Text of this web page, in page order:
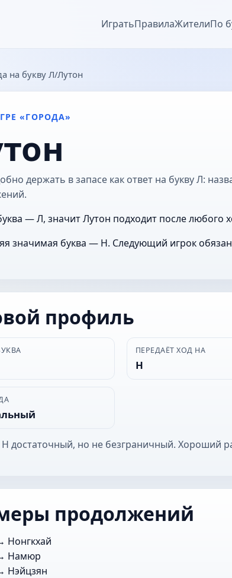
ИгратьПравилаЖителиПо
на букву Л Лутон
«ГОРОДА»
держать в запасе как ответ на букву Л:
— Л, значит Лутон подходит после любого
значимая буква — Н. Следующий игрок
профиль
ПЕРЕДАЁТ ХОД НА
Н
достаточный, но не безграничный. Хороший
продолжений
Нонгкхай
Намюр
Нэйцзян